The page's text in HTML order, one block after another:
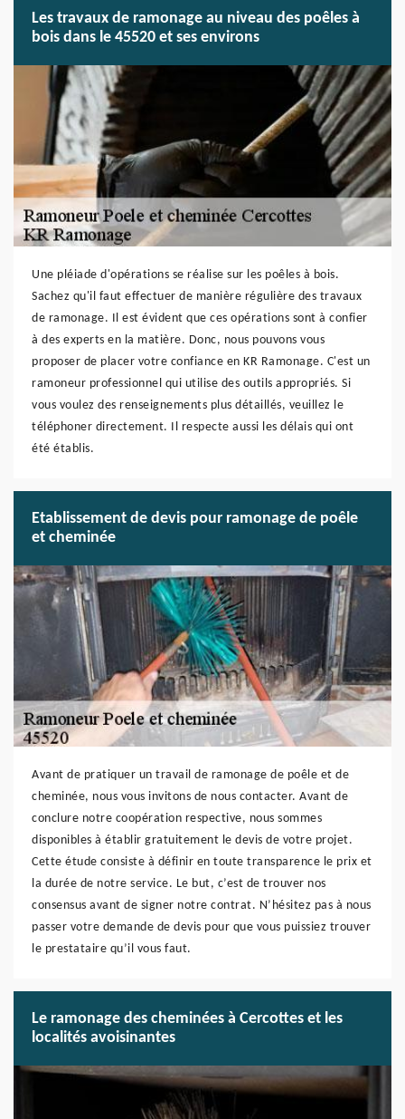
Les travaux de ramonage au niveau des poêles à
bois dans le 45520 et ses environs
Une pléiade d'opérations se réalise sur les poêles à bois.
Sachez qu'il faut effectuer de manière régulière des travaux
de ramonage. Il est évident que ces opérations sont à confier
à des experts en la matière. Donc, nous pouvons vous
proposer de placer votre confiance en KR Ramonage. C'est un
ramoneur professionnel qui utilise des outils appropriés. Si
vous voulez des renseignements plus détaillés, veuillez le
téléphoner directement. Il respecte aussi les délais qui ont
été établis.
Etablissement de devis pour ramonage de poêle
et cheminée
Avant de pratiquer un travail de ramonage de poêle et de
cheminée, nous vous invitons de nous contacter. Avant de
conclure notre coopération respective, nous sommes
disponibles à établir gratuitement le devis de votre projet.
Cette étude consiste à définir en toute transparence le prix et
la durée de notre service. Le but, c’est de trouver nos
consensus avant de signer notre contrat. N’hésitez pas à nous
passer votre demande de devis pour que vous puissiez trouver
le prestataire qu’il vous faut.
Le ramonage des cheminées à Cercottes et les
localités avoisinantes